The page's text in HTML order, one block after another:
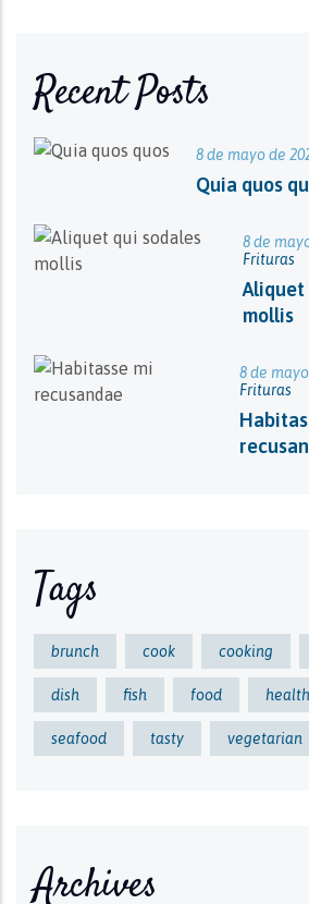
Recent Posts
8 de mayo de
Quia quos
8 de
Frituras
Aliquet
mollis
8 de
Frituras
Tags
brunch cook cooking
dish fish food
seafood tasty vegetarian
Archives